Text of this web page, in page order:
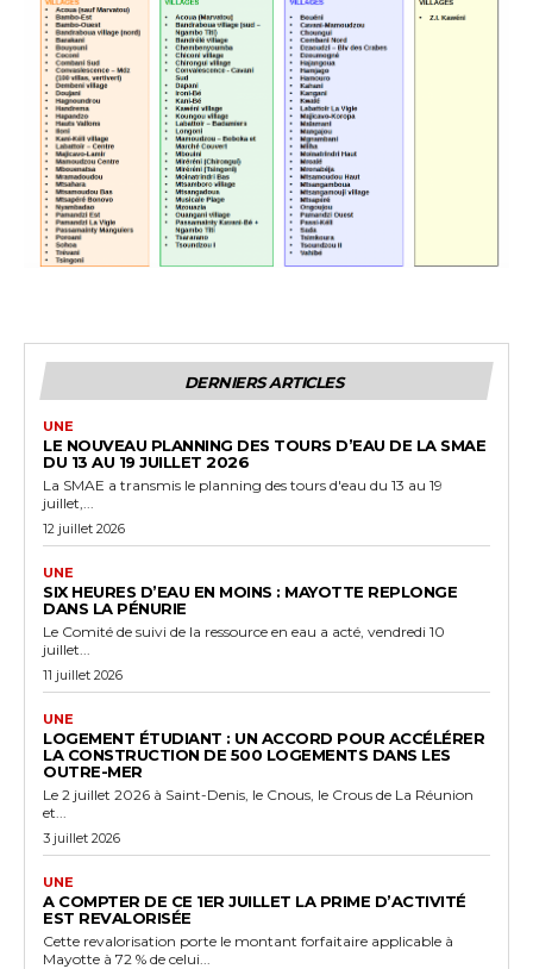
DERNIERS ARTICLES
UNE
LE NOUVEAU PLANNING DES TOURS D’EAU DE LA SMAE
DU 13 AU 19 JUILLET 2026
La SMAE a transmis le planning des tours d'eau du 13 au 19
juillet,...
12 juillet 2026
UNE
SIX HEURES D’EAU EN MOINS : MAYOTTE REPLONGE
DANS LA PÉNURIE
Le Comité de suivi de la ressource en eau a acté, vendredi 10
juillet...
11 juillet 2026
UNE
LOGEMENT ÉTUDIANT : UN ACCORD POUR ACCÉLÉRER
LA CONSTRUCTION DE 500 LOGEMENTS DANS LES
OUTRE-MER
Le 2 juillet 2026 à Saint-Denis, le Cnous, le Crous de La Réunion
et...
3 juillet 2026
UNE
A COMPTER DE CE 1ER JUILLET LA PRIME D’ACTIVITÉ
EST REVALORISÉE
Cette revalorisation porte le montant forfaitaire applicable à
Mayotte à 72 % de celui...